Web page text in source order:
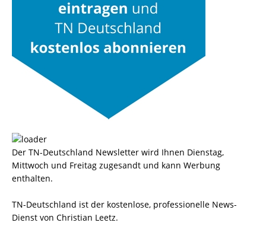
Der TN-Deutschland Newsletter wird Ihnen Dienstag,
Mittwoch und Freitag zugesandt und kann Werbung
enthalten.
TN-Deutschland ist der kostenlose, professionelle News-
Dienst von Christian Leetz.